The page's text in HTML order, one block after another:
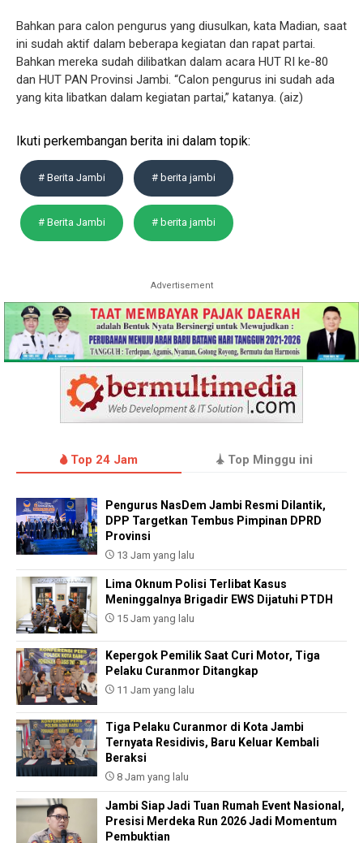
Bahkan para calon pengurus yang diusulkan, kata Madian, saat
ini sudah aktif dalam beberapa kegiatan dan rapat partai.
Bahkan mereka sudah dilibatkan dalam acara HUT RI ke-80
dan HUT PAN Provinsi Jambi. “Calon pengurus ini sudah ada
yang kita libatkan dalam kegiatan partai,” katanya. (aiz)
Ikuti perkembangan berita ini dalam topik:
# Berita Jambi # berita jambi
# Berita Jambi # berita jambi
Advertisement
Top 24 Jam Top Minggu ini
Pengurus NasDem Jambi Resmi Dilantik,
DPP Targetkan Tembus Pimpinan DPRD
Provinsi
13 Jam yang lalu
Lima Oknum Polisi Terlibat Kasus
Meninggalnya Brigadir EWS Dijatuhi PTDH
15 Jam yang lalu
Kepergok Pemilik Saat Curi Motor, Tiga
Pelaku Curanmor Ditangkap
11 Jam yang lalu
Tiga Pelaku Curanmor di Kota Jambi
Ternyata Residivis, Baru Keluar Kembali
Beraksi
8 Jam yang lalu
Jambi Siap Jadi Tuan Rumah Event Nasional,
Presisi Merdeka Run 2026 Jadi Momentum
Pembuktian